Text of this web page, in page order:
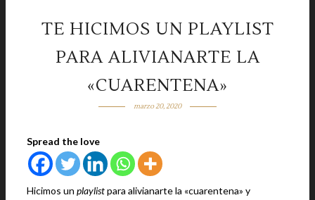
TE HICIMOS UN PLAYLIST
PARA ALIVIANARTE LA
«CUARENTENA»
marzo 20, 2020
Spread the love
Hicimos un playlistpara alivianarte la «cuarentena» y